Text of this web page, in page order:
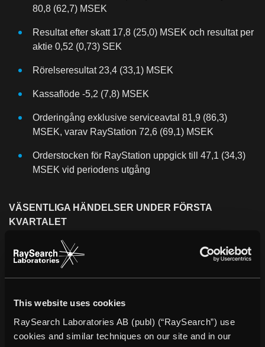
This website uses cookies
RaySearch Laboratories AB (publ) (“RaySearch”) use
cookies and similar techniques on our site and in our
80,8 (62,7) MSEK
Resultat efter skatt 17,8 (25,0) MSEK och resultat per
aktie 0,52 (0,73) SEK
Rörelseresultat 23,4 (33,1) MSEK
Kassaflöde -5,2 (7,8) MSEK
Orderingång exklusive serviceavtal 81,9 (86,3)
MSEK, varav RayStation 72,6 (69,1) MSEK
Orderstocken för RayStation uppgick till 47,1 (34,3)
MSEK vid periodens utgång
VÄSENTLIGA HÄNDELSER UNDER FÖRSTA
KVARTALET
RaySearch har lanserat RayStation 5 med stöd för
koljonsplanering, samt verktyg och funktioner som
innebär ett helt nytt synsätt på dosplanering.
RaySearch har ingått ett långsiktigt samarbetsavtal
med University of California, San Francisco (UCSF)
avseende RayCare.